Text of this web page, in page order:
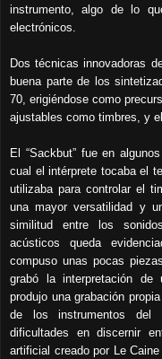
instrumento, algo de lo
electrónicos.
Dos técnicas innovadoras
buena parte de los
70, erigiéndose como
ajustables como timbres, y
El “Sackbut” fue en
cual el intérprete tocaba el
utilizaba para controlar el
una mayor versatilidad y
similitud entre los
acústicos queda
compuso unas pocas
grabó la interpretación de
produjo una grabación
de los instrumentos del
dificultades en discernir
artificial creado por Le